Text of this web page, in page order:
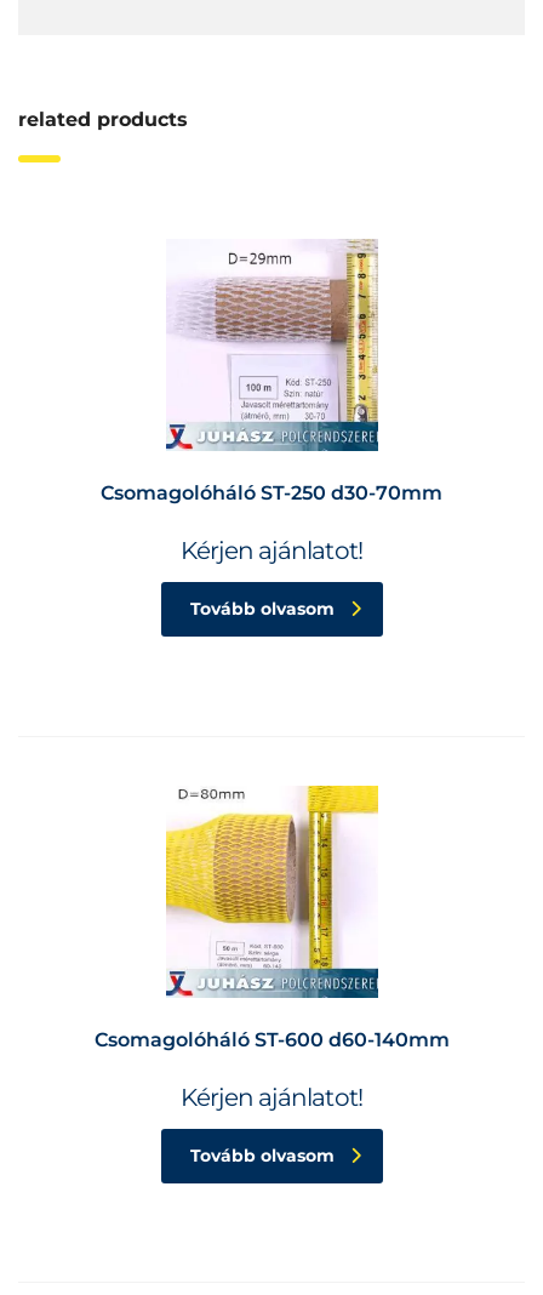
related products
Csomagolóháló ST-250 d30-70mm
Kérjen ajánlatot!
Tovább olvasom
Csomagolóháló ST-600 d60-140mm
Kérjen ajánlatot!
Tovább olvasom